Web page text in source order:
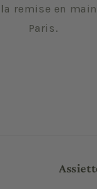
remise en
Paris.